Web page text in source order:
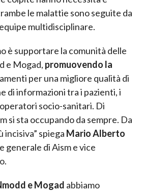
le malattie sono seguite da
multidisciplinare.
è supportare la comunità delle
e Mogad, promuovendo la
per una migliore qualità di
di informazioni tra i pazienti, i
socio-sanitari. Di
si sta occupando da sempre. Da
incisiva” spiega Mario Alberto
generale di Aism e vice
e Mogad abbiamo